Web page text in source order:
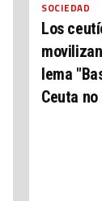
SOCIEDAD
Los
lema
Ceuta